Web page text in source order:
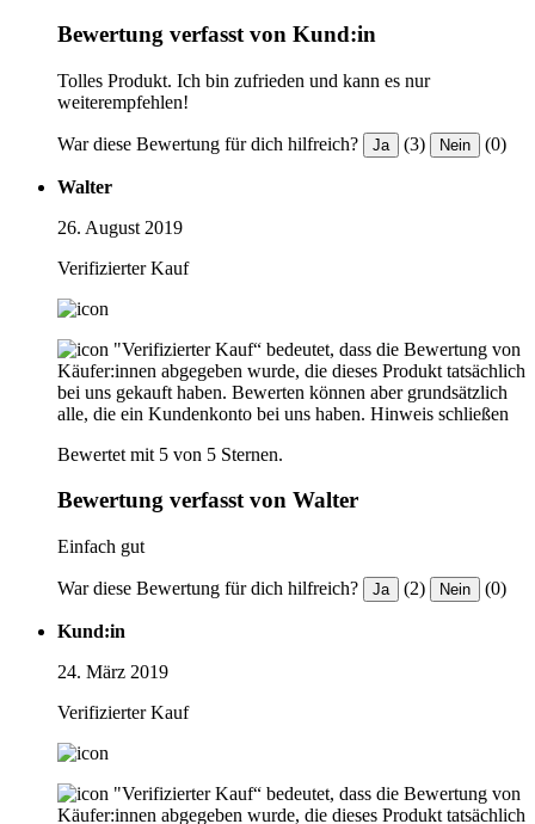
Bewertung verfasst von Kund:in
Tolles Produkt. Ich bin zufrieden und kann es nur
weiterempfehlen!
War diese Bewertung für dich hilfreich? Ja (3) Nein (0)
Walter
26. August 2019
Verifizierter Kauf
"Verifizierter Kauf“ bedeutet, dass die Bewertung von
Käufer:innen abgegeben wurde, die dieses Produkt tatsächlich
bei uns gekauft haben. Bewerten können aber grundsätzlich
alle, die ein Kundenkonto bei uns haben. Hinweis schließen
Bewertet mit 5 von 5 Sternen.
Bewertung verfasst von Walter
Einfach gut
War diese Bewertung für dich hilfreich? Ja (2) Nein (0)
Kund:in
24. März 2019
Verifizierter Kauf
"Verifizierter Kauf“ bedeutet, dass die Bewertung von
Käufer:innen abgegeben wurde, die dieses Produkt tatsächlich